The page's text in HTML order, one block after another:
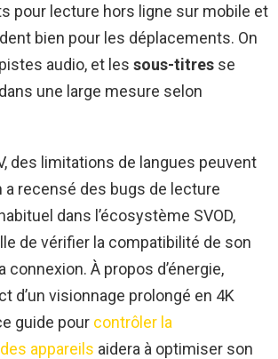
pour lecture hors ligne sur mobile et
bien pour les déplacements. On
audio, et les sous-titres se
une large mesure selon
des limitations de langues peuvent
a recensé des bugs de lecture
dans l’écosystème SVOD,
de vérifier la compatibilité de son
connexion. À propos d’énergie,
d’un visionnage prolongé en 4K
guide pour contrôler la
appareils aidera à optimiser son